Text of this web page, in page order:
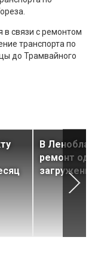
в связи с ремонтом
транспорта по
до Трамвайного
В
ремонт